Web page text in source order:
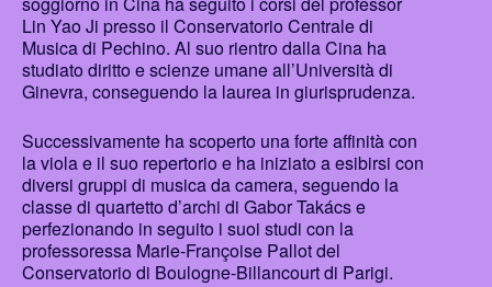
Lin Yao Ji presso il Conservatorio Centrale di
Musica di Pechino. Al suo rientro dalla Cina ha
studiato diritto e scienze umane all’Università di
Ginevra, conseguendo la laurea in giurisprudenza.
Successivamente ha scoperto una forte affinità con
la viola e il suo repertorio e ha iniziato a esibirsi con
diversi gruppi di musica da camera, seguendo la
classe di quartetto d’archi di Gabor Takács e
perfezionando in seguito i suoi studi con la
professoressa Marie-Françoise Pallot del
Conservatorio di Boulogne-Billancourt di Parigi.